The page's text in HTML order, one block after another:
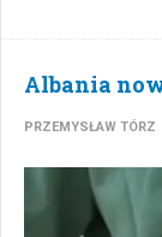
Albania
PRZEMYSŁAW TÓRZ